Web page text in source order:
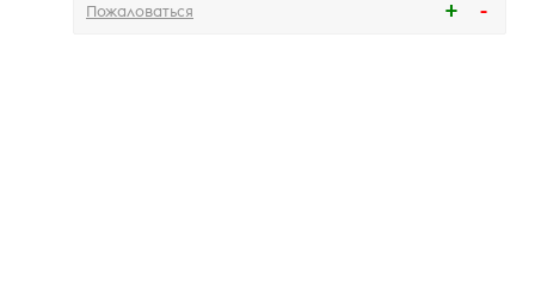
Пожаловаться